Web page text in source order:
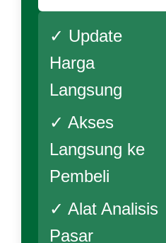
✓ Update
Harga
Langsung
✓ Akses
Langsung ke
Pembeli
✓ Alat Analisis
Pasar